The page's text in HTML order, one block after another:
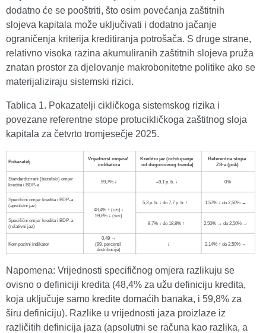
dodatno će se pooštriti, što osim povećanja zaštitnih
slojeva kapitala može uključivati i dodatno jačanje
ograničenja kriterija kreditiranja potrošača. S druge strane,
relativno visoka razina akumuliranih zaštitnih slojeva pruža
znatan prostor za djelovanje makrobonitetne politike ako se
materijaliziraju sistemski rizici.
Tablica 1. Pokazatelji cikličkoga sistemskog rizika i
povezane referentne stope protucikličkoga zaštitnog sloja
kapitala za četvrto tromjesečje 2025.
Napomena: Vrijednosti specifičnog omjera razlikuju se
ovisno o definiciji kredita (48,4% za užu definiciju kredita,
koja uključuje samo kredite domaćih banaka, i 59,8% za
širu definiciju). Razlike u vrijednosti jaza proizlaze iz
različitih definicija jaza (apsolutni se računa kao razlika, a